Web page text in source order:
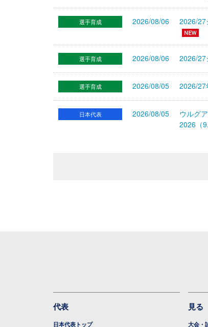
選手育成 2026/08/06 2026/27
選手育成 2026/08/06 2026/27
選手育成 2026/08/05 2026/27
日本代表 2026/08/05
ウルグ
2026（
代表
日本代表トップ
見る
大会・